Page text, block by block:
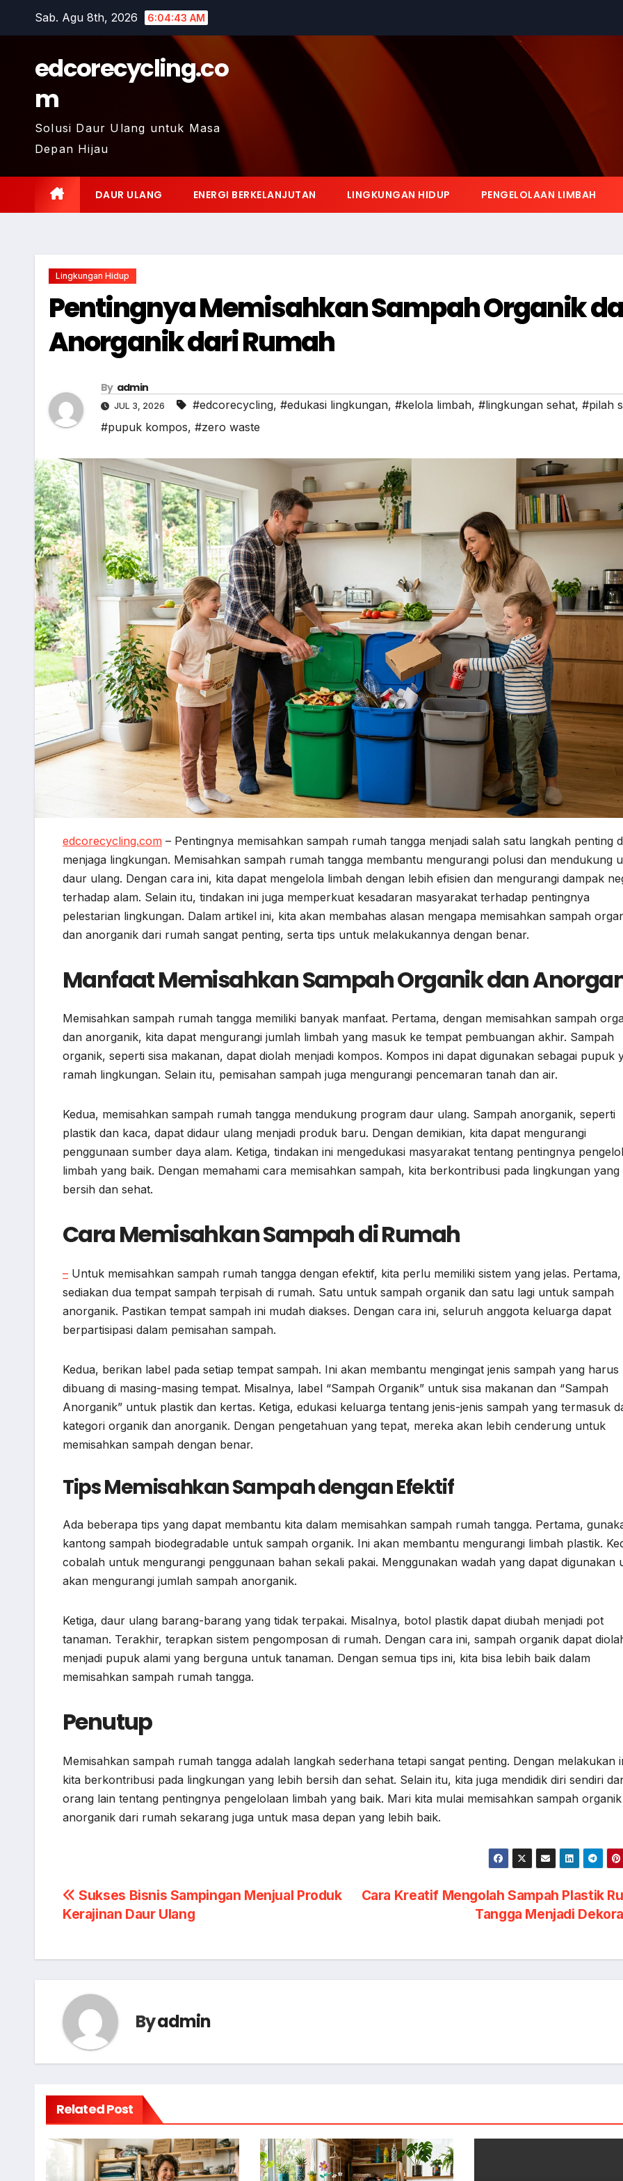
Sab. Agu 8th, 2026 6:04:44 AM
edcorecycling.co
m
Solusi Daur Ulang untuk Masa
Depan Hijau
DAUR ULANG ENERGI BERKELANJUTAN LINGKUNGAN HIDUP PENGELOLAAN LIMBAH
Lingkungan Hidup
Pentingnya Memisahkan Sampah Organik
Anorganik dari Rumah
By admin
JUL 3, 2026 #edcorecycling, #edukasi lingkungan, #kelola limbah, #lingkungan sehat, #pilah
#pupuk kompos, #zero waste
edcorecycling.com – Pentingnya memisahkan sampah rumah tangga menjadi salah satu langkah penting
menjaga lingkungan. Memisahkan sampah rumah tangga membantu mengurangi polusi dan mendukung
daur ulang. Dengan cara ini, kita dapat mengelola limbah dengan lebih efisien dan mengurangi dampak
terhadap alam. Selain itu, tindakan ini juga memperkuat kesadaran masyarakat terhadap pentingnya
pelestarian lingkungan. Dalam artikel ini, kita akan membahas alasan mengapa memisahkan sampah
dan anorganik dari rumah sangat penting, serta tips untuk melakukannya dengan benar.
Manfaat Memisahkan Sampah Organik dan
Memisahkan sampah rumah tangga memiliki banyak manfaat. Pertama, dengan memisahkan sampah
dan anorganik, kita dapat mengurangi jumlah limbah yang masuk ke tempat pembuangan akhir. Sampah
organik, seperti sisa makanan, dapat diolah menjadi kompos. Kompos ini dapat digunakan sebagai pupuk
ramah lingkungan. Selain itu, pemisahan sampah juga mengurangi pencemaran tanah dan air.
Kedua, memisahkan sampah rumah tangga mendukung program daur ulang. Sampah anorganik, seperti
plastik dan kaca, dapat didaur ulang menjadi produk baru. Dengan demikian, kita dapat mengurangi
penggunaan sumber daya alam. Ketiga, tindakan ini mengedukasi masyarakat tentang pentingnya
limbah yang baik. Dengan memahami cara memisahkan sampah, kita berkontribusi pada lingkungan yang
bersih dan sehat.
Cara Memisahkan Sampah di Rumah
– Untuk memisahkan sampah rumah tangga dengan efektif, kita perlu memiliki sistem yang jelas. Pertama,
sediakan dua tempat sampah terpisah di rumah. Satu untuk sampah organik dan satu lagi untuk sampah
anorganik. Pastikan tempat sampah ini mudah diakses. Dengan cara ini, seluruh anggota keluarga dapat
berpartisipasi dalam pemisahan sampah.
Kedua, berikan label pada setiap tempat sampah. Ini akan membantu mengingat jenis sampah yang harus
dibuang di masing-masing tempat. Misalnya, label “Sampah Organik” untuk sisa makanan dan “Sampah
Anorganik” untuk plastik dan kertas. Ketiga, edukasi keluarga tentang jenis-jenis sampah yang termasuk
kategori organik dan anorganik. Dengan pengetahuan yang tepat, mereka akan lebih cenderung untuk
memisahkan sampah dengan benar.
Tips Memisahkan Sampah dengan Efektif
Ada beberapa tips yang dapat membantu kita dalam memisahkan sampah rumah tangga. Pertama,
kantong sampah biodegradable untuk sampah organik. Ini akan membantu mengurangi limbah plastik.
cobalah untuk mengurangi penggunaan bahan sekali pakai. Menggunakan wadah yang dapat digunakan
akan mengurangi jumlah sampah anorganik.
Ketiga, daur ulang barang-barang yang tidak terpakai. Misalnya, botol plastik dapat diubah menjadi pot
tanaman. Terakhir, terapkan sistem pengomposan di rumah. Dengan cara ini, sampah organik dapat
menjadi pupuk alami yang berguna untuk tanaman. Dengan semua tips ini, kita bisa lebih baik dalam
memisahkan sampah rumah tangga.
Penutup
Memisahkan sampah rumah tangga adalah langkah sederhana tetapi sangat penting. Dengan melakukan
kita berkontribusi pada lingkungan yang lebih bersih dan sehat. Selain itu, kita juga mendidik diri sendiri
orang lain tentang pentingnya pengelolaan limbah yang baik. Mari kita mulai memisahkan sampah
anorganik dari rumah sekarang juga untuk masa depan yang lebih baik.
Navigasi
pos
Cara Kreatif Mengolah Sampah Plastik
Tangga Menjadi
Sukses Bisnis Sampingan Menjual Produk
Kerajinan Daur Ulang
Byadmin
Related Post